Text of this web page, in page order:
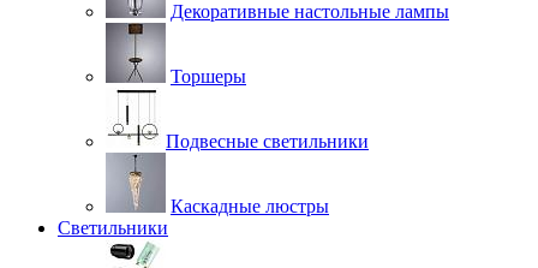
Декоративные настольные лампы
Торшеры
Подвесные светильники
Каскадные люстры
Светильники